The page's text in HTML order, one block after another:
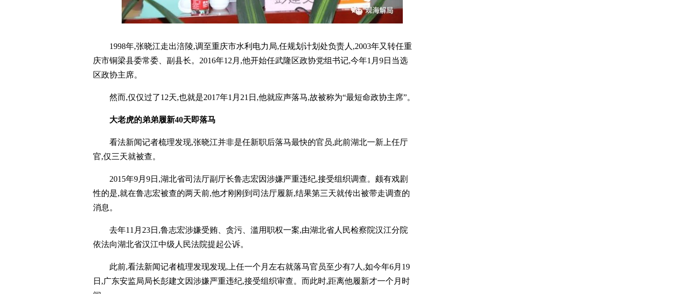
1998年,张晓江走出涪陵,调至重庆市水利电力局,任规划计划处负责人,2003年又转任重
庆市铜梁县委常委、副县长。2016年12月,他开始任武隆区政协党组书记,今年1月9日当选
区政协主席。
然而,仅仅过了12天,也就是2017年1月21日,他就应声落马,故被称为“最短命政协主席”。
大老虎的弟弟履新40天即落马
看法新闻记者梳理发现,张晓江并非是任新职后落马最快的官员,此前湖北一新上任厅
官,仅三天就被查。
2015年9月9日,湖北省司法厅副厅长鲁志宏因涉嫌严重违纪,接受组织调查。颇有戏剧
性的是,就在鲁志宏被查的两天前,他才刚刚到司法厅履新,结果第三天就传出被带走调查的
消息。
去年11月23日,鲁志宏涉嫌受贿、贪污、滥用职权一案,由湖北省人民检察院汉江分院
依法向湖北省汉江中级人民法院提起公诉。
此前,看法新闻记者梳理发现发现,上任一个月左右就落马官员至少有7人,如今年6月19
日,广东安监局局长彭建文因涉嫌严重违纪,接受组织审查。而此时,距离他履新才一个月时